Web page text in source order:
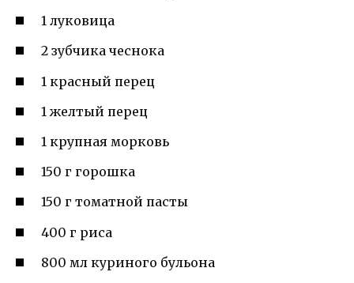
1 луковица
2 зубчика чеснока
1 красный перец
1 желтый перец
1 крупная морковь
150 г горошка
150 г томатной пасты
400 г риса
800 мл куриного бульона